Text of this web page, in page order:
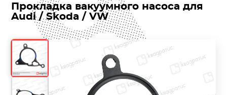
Прокладка вакуумного насоса для
Audi / Skoda / VW